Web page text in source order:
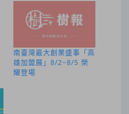
南臺灣最大創業盛事「高
雄加盟展」8/2~8/5 榮
耀登場